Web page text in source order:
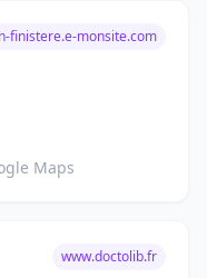
finistere.e-monsite.com
Maps
www.doctolib.fr